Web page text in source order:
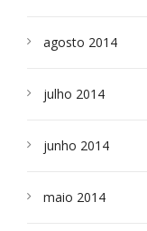
agosto 2014
julho 2014
junho 2014
maio 2014